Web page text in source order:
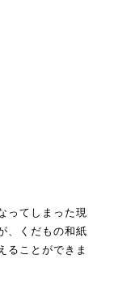
ってしまった現
、くだもの和紙
ることができま